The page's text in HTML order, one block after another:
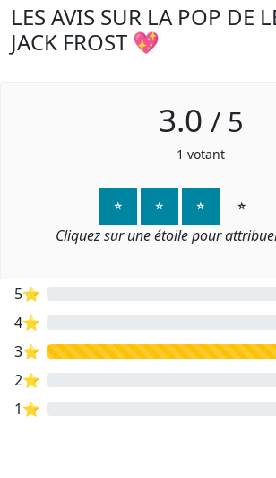
LES AVIS SUR LA POP DE
JACK FROST 💖
3.0 / 5
1 votant
⭐ ⭐ ⭐ ⭐
Cliquez sur une étoile pour
5⭐
4⭐
3⭐
2⭐
1⭐